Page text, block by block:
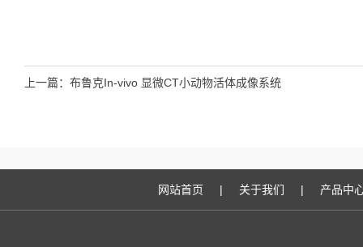
上一篇： 布鲁克In-vivo 显微CT小动物活体成像系统
网站首页 | 关于我们 | 产品中